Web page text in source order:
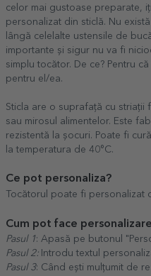
celor mai gustoase preparate,
personalizat din sticlă. Nu
lângă celelalte ustensile de
importante și sigur nu va fi
simplu tocător. De ce? Pentru
pentru el/ea.
Sticla are o suprafață cu striații
sau mirosul alimentelor. Este
rezistentă la șocuri. Poate fi
la temperatura de 40°C.
Ce pot personaliza?
Tocătorul poate fi personalizat
Cum pot face
Pasul 1: Apasă pe butonul
Pasul 2: Introdu textul
Pasul 3: Când ești mulțumit de